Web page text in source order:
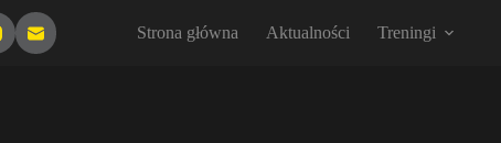
Strona główna Aktualności Treningi